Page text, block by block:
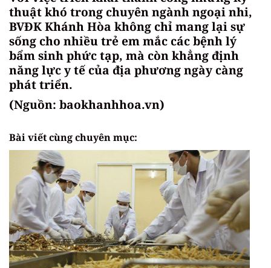
thuật khó trong chuyên ngành ngoại nhi,
BVĐK Khánh Hòa không chỉ mang lại sự
sống cho nhiều trẻ em mắc các bệnh lý
bẩm sinh phức tạp, mà còn khẳng định
năng lực y tế của địa phương ngày càng
phát triển.
(Nguồn: baokhanhhoa.vn)
Bài viết cùng chuyên mục: